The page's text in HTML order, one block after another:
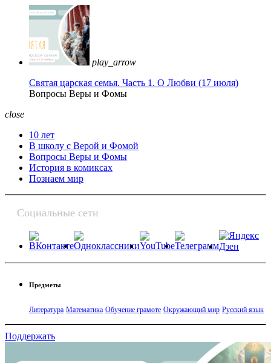
play_arrow
Святая царская семья. Часть 1. О Любви (17 июля)
Вопросы Веры и Фомы
close
10 лет
В школу с Верой и Фомой
Вопросы Веры и Фомы
История в комиксах
Познаем мир
Социальные сети
Предметы
Литература Математика Обучение грамоте Окружающий мир Русский язык
Поддержать